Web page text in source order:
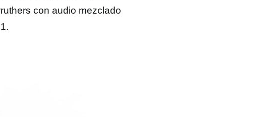
con audio mezclado